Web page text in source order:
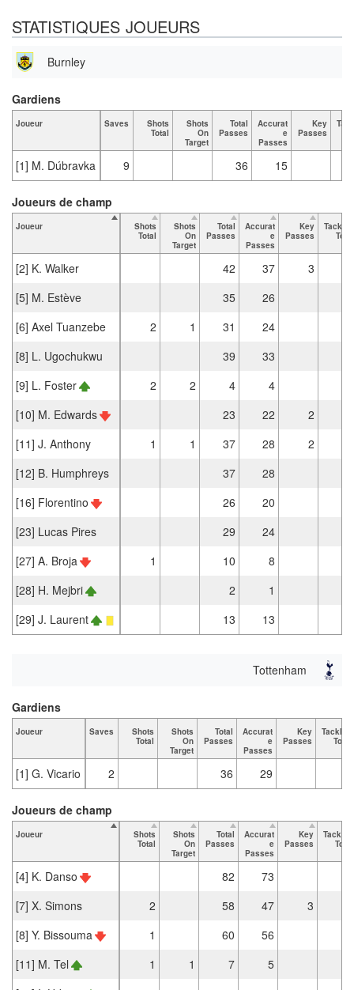
STATISTIQUES JOUEURS
Burnley
Joueur Saves
Shots
Total
Shots
On
Target
Total
Passes
Accurat
e
Passes
Key
Passes
[1] M. Dúbravka 9 36 15
Gardiens
Joueur
Shots
Total
Shots
On
Target
Total
Passes
Accurat
e
Passes
Key
Passes
Tackles
Total
[2] K. Walker 42 37
3
[5] M. Estève
35 26
[6] Axel Tuanzebe
2 1 31 24
[8] L. Ugochukwu
39 33
[9] L. Foster
2 2 4
4
[10] M. Edwards
23 22 2
[11] J. Anthony
1 1 37 28 2
[12] B. Humphreys
37 28
[16] Florentino
26 20
[23] Lucas Pires
29 24
[27] A. Broja
1 10
8
[28] H. Mejbri
2
1
[29] J. Laurent
13 13
Joueurs de champ
Tottenham
Joueur Saves
Shots
Total
Shots
On
Target
Total
Passes
Accurat
e
Passes
Key
Passes
Tackles
Total
[1] G. Vicario 2 36 29
Gardiens
Joueur
Shots
Total
Shots
On
Target
Total
Passes
Accurat
e
Passes
Key
Passes
Tackles
Total
[4] K. Danso 82 73
[7] X. Simons
2 58 47 3
[8] Y. Bissouma
1 60 56
[11] M. Tel
1 1 7
5
Joueurs de champ